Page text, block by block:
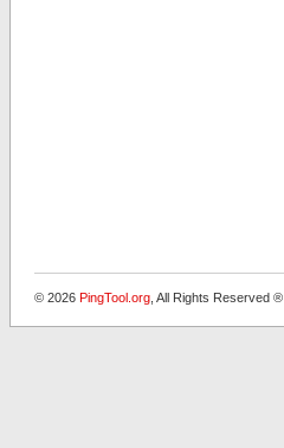
© 2026 PingTool.org , All Rights Reserved ®